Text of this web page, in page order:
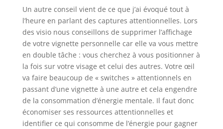
Un autre conseil vient de ce que j’ai évoqué tout à
l’heure en parlant des captures attentionnelles. Lors
des visio nous conseillons de supprimer l’affichage
de votre vignette personnelle car elle va vous mettre
en double tâche : vous cherchez à vous positionner à
la fois sur votre visage et celui des autres. Votre œil
va faire beaucoup de « switches » attentionnels en
passant d’une vignette à une autre et cela engendre
de la consommation d’énergie mentale. Il faut donc
économiser ses ressources attentionnelles et
identifier ce qui consomme de l’énergie pour gagner